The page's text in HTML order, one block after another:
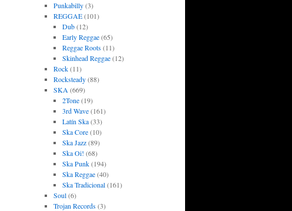
Punkabilly(3)
REGGAE(101)
Dub(12)
Early Reggae(65)
Reggae Roots(11)
Skinhead Reggae(12)
Rock(11)
Rocksteady(88)
SKA (669)
2Tone(19)
3rd Wave(161)
Latín Ska(33)
Ska Core(10)
Ska Jazz(89)
Ska Oi! (68)
Ska Punk(194)
Ska Reggae(40)
Ska Tradicional(161)
Soul(6)
Trojan Records(3)